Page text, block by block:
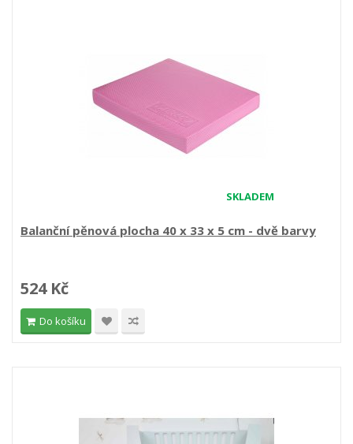
SKLADEM
Balanční pěnová plocha 40 x 33 x 5 cm - dvě barvy
524 Kč
Do košíku